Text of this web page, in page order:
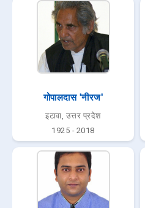
गोपालदास 'नीरज'
इटावा, उत्तर प्रदेश
1925 - 2018